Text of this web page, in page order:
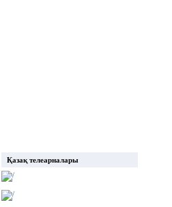
Қазақ телеарналары